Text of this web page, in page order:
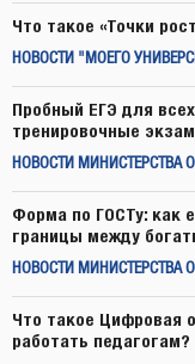
Что такое «Точки
НОВОСТИ "МОЕГО
Пробный ЕГЭ для
тренировочные
НОВОСТИ МИНИСТЕРСТВА
Форма по ГОСТу: как
границы между
НОВОСТИ МИНИСТЕРСТВА
Что такое Цифровая
работать педагогам?